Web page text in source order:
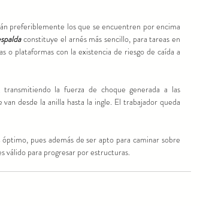
constituye el arnés más sencillo, para tareas en
o plataformas con la existencia de riesgo de caída a
la fuerza de choque generada a las
desde la anilla hasta la ingle. El trabajador queda
pues además de ser apto para caminar sobre
válido para progresar por estructuras.